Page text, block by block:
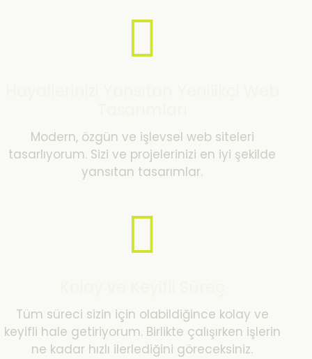
Modern, özgün ve işlevsel web siteleri
tasarlıyorum. Sizi ve projelerinizi en iyi şekilde
yansıtan tasarımlar.
Tüm süreci sizin için olabildiğince kolay ve
keyifli hale getiriyorum. Birlikte çalışırken işlerin
ne kadar hızlı ilerlediğini göreceksiniz.